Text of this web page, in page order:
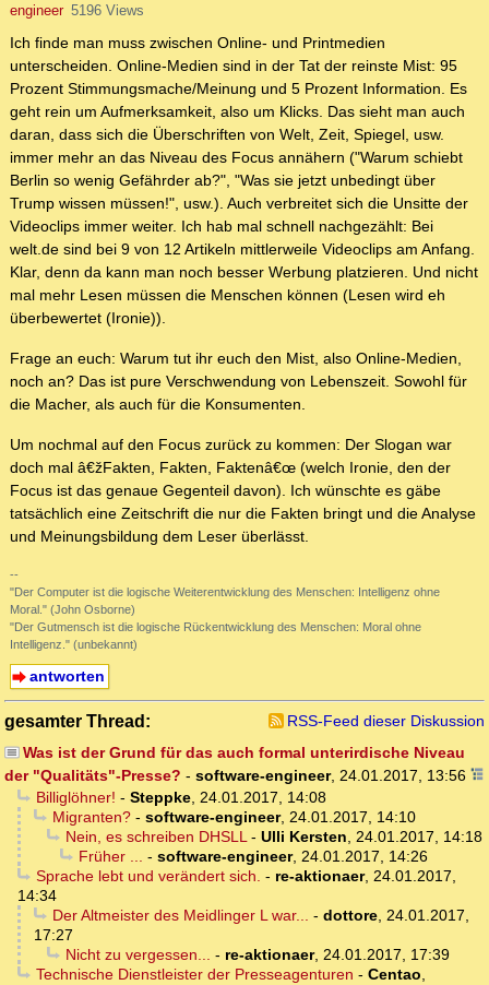
engineer 5196 Views
Ich finde man muss zwischen Online- und Printmedien
unterscheiden. Online-Medien sind in der Tat der reinste Mist: 95
Prozent Stimmungsmache/Meinung und 5 Prozent Information. Es
geht rein um Aufmerksamkeit, also um Klicks. Das sieht man auch
daran, dass sich die Überschriften von Welt, Zeit, Spiegel, usw.
immer mehr an das Niveau des Focus annähern ("Warum schiebt
Berlin so wenig Gefährder ab?", "Was sie jetzt unbedingt über
Trump wissen müssen!", usw.). Auch verbreitet sich die Unsitte der
Videoclips immer weiter. Ich hab mal schnell nachgezählt: Bei
welt.de sind bei 9 von 12 Artikeln mittlerweile Videoclips am Anfang.
Klar, denn da kann man noch besser Werbung platzieren. Und nicht
mal mehr Lesen müssen die Menschen können (Lesen wird eh
überbewertet (Ironie)).
Frage an euch: Warum tut ihr euch den Mist, also Online-Medien,
noch an? Das ist pure Verschwendung von Lebenszeit. Sowohl für
die Macher, als auch für die Konsumenten.
Um nochmal auf den Focus zurück zu kommen: Der Slogan war
doch mal â€žFakten, Fakten, Faktenâ€œ (welch Ironie, den der
Focus ist das genaue Gegenteil davon). Ich wünschte es gäbe
tatsächlich eine Zeitschrift die nur die Fakten bringt und die Analyse
und Meinungsbildung dem Leser überlässt.
--
"Der Computer ist die logische Weiterentwicklung des Menschen: Intelligenz ohne
Moral." (John Osborne)
"Der Gutmensch ist die logische Rückentwicklung des Menschen: Moral ohne
Intelligenz." (unbekannt)
antworten
gesamter Thread:
RSS-Feed dieser Diskussion
Was ist der Grund für das auch formal unterirdische Niveau
der "Qualitäts"-Presse? - software-engineer, 24.01.2017, 13:56
Billiglöhner! - Steppke, 24.01.2017, 14:08
Migranten?- software-engineer, 24.01.2017, 14:10
Nein, es schreiben DHSLL- Ulli Kersten, 24.01.2017, 14:18
Früher ... - software-engineer, 24.01.2017, 14:26
Sprache lebt und verändert sich. - re-aktionaer, 24.01.2017,
14:34
Der Altmeister des Meidlinger L war... - dottore, 24.01.2017,
17:27
Nicht zu vergessen... - re-aktionaer, 24.01.2017, 17:39
Technische Dienstleister der Presseagenturen - Centao,